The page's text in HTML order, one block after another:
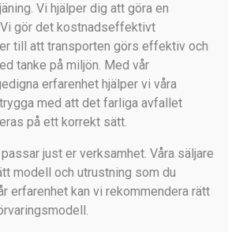
Vi hjälper dig att göra en
gör det kostnadseffektivt
till att transporten görs effektiv och
tanke på miljön. Med vår
erfarenhet hjälper vi våra
med att det farliga avfallet
på ett korrekt sätt.
just er verksamhet. Våra säljare
modell och utrustning som du
erfarenhet kan vi rekommendera rätt